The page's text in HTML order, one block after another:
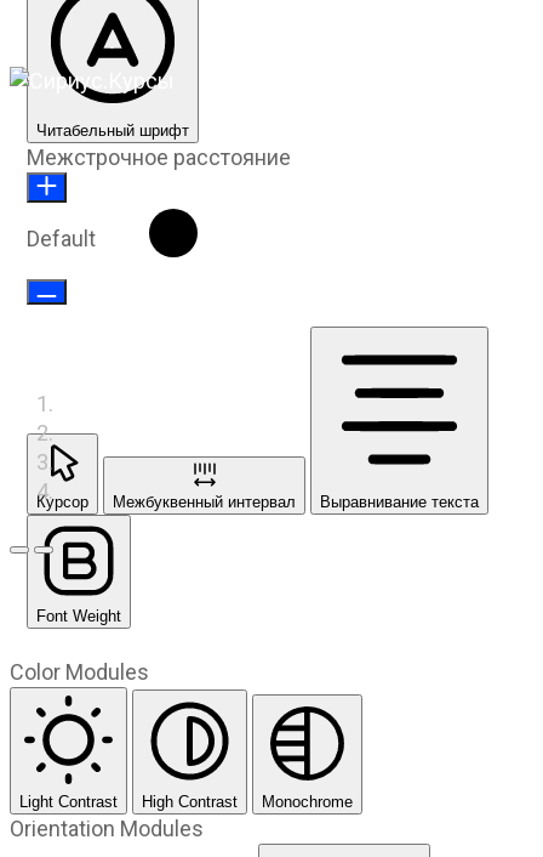
Предыдущий слайд
Следующий слайд
Читабельный шрифт
Межстрочное расстояние
Default
Курсор Межбуквенный интервал Выравнивание текста
Font Weight
Color Modules
Light Contrast High Contrast Monochrome
Orientation Modules